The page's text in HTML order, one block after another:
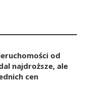
od
najdroższe, ale
cen